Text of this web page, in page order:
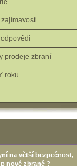
prodeje zbraní
roku
na větší bezpečnost,
nové zbraně ?